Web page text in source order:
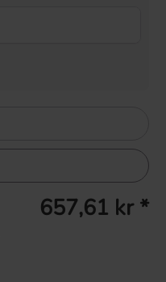
657,61 kr *